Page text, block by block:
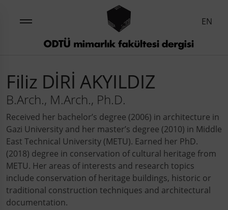
EN
Filiz DİRİ AKYILDIZ
B.Arch., M.Arch., Ph.D.
Received her bachelor’s degree (2006) in architecture in
Gazi University and her master’s degree (2010) in Middle
East Technical University (METU). Earned her PhD.
(2018) degree in conservation of cultural heritage from
METU. Her areas of interests and research topics
include conservation of heritage buildings, historic or
traditional construction techniques and architectural
documentation.